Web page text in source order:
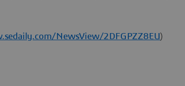
NewsView/2DFGPZZ8EU)